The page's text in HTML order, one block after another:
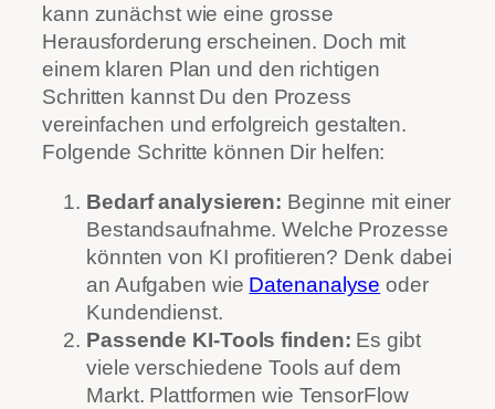
kann zunächst wie eine grosse
Herausforderung erscheinen. Doch mit
einem klaren Plan und den richtigen
Schritten kannst Du den Prozess
vereinfachen und erfolgreich gestalten.
Folgende Schritte können Dir helfen:
Bedarf analysieren: Beginne mit einer
Bestandsaufnahme. Welche Prozesse
könnten von KI profitieren? Denk dabei
an Aufgaben wie Datenanalyse oder
Kundendienst.
Passende KI-Tools finden: Es gibt
viele verschiedene Tools auf dem
Markt. Plattformen wie TensorFlow